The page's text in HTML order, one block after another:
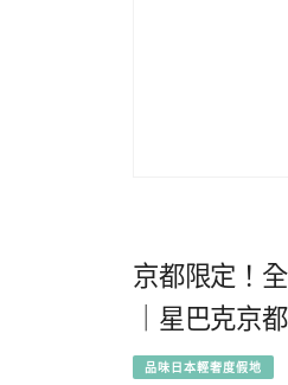
京都限定！
｜星巴克京
品味日本輕奢度假地